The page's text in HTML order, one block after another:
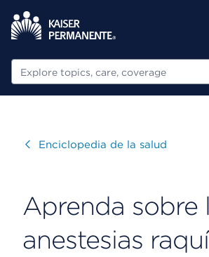
Buscar
Visitar
Enciclopedia de la salud
Aprenda sobre
anestesias